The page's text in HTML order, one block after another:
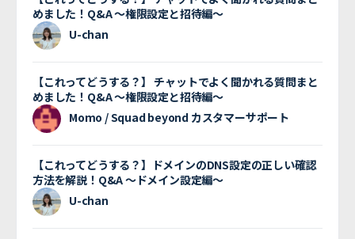
めました！Q&A 〜権限設定と招待編〜
U-chan
【これってどうする？】 チャットでよく聞かれる質問まと
めました！Q&A 〜権限設定と招待編〜
Momo / Squad beyond カスタマーサポート
【これってどうする？】ドメインのDNS設定の正しい確認
方法を解説！Q&A 〜ドメイン設定編〜
U-chan